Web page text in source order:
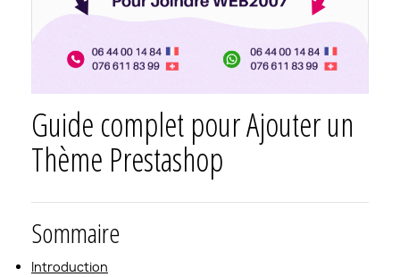
Guide complet pour Ajouter un
Thème Prestashop
Sommaire
Introduction